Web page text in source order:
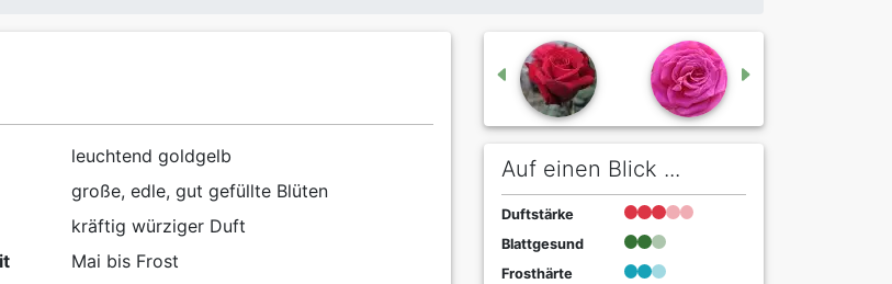
leuchtend goldgelb
große, edle, gut gefüllte Blüten
kräftig würziger Duft
Mai bis Frost
Auf einen Blick ...
Duftstärke
Blattgesund
Frosthärte